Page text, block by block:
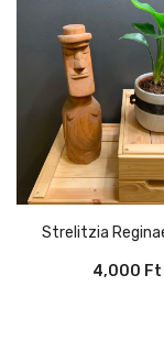
Strelitzia
4,000 Ft